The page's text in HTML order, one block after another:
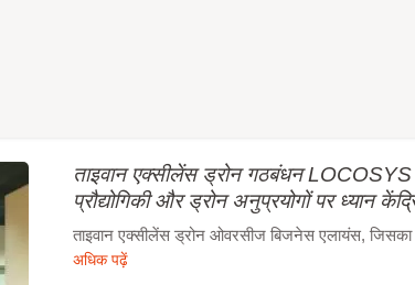
ताइवान एक्सीलेंस ड्रोन गठबंधन LOCOSYS
प्रौद्योगिकी और ड्रोन अनुप्रयोगों पर ध्यान
ताइवान एक्सीलेंस ड्रोन ओवरसीज बिजनेस एलायंस,
अधिक पढ़ें